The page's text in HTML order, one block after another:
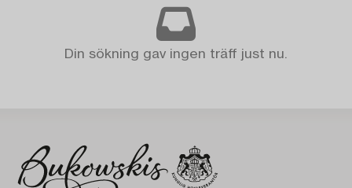
Din sökning gav ingen träff just nu.